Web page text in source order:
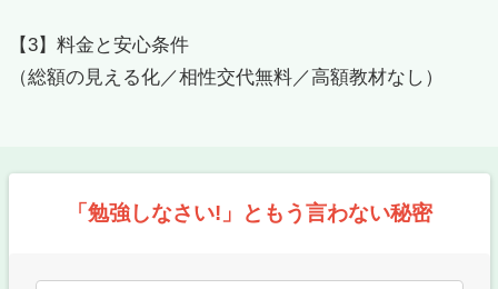
【3】料金と安心条件
（総額の見える化／相性交代無料／高額教材なし）
「勉強しなさい!」ともう言わない秘密